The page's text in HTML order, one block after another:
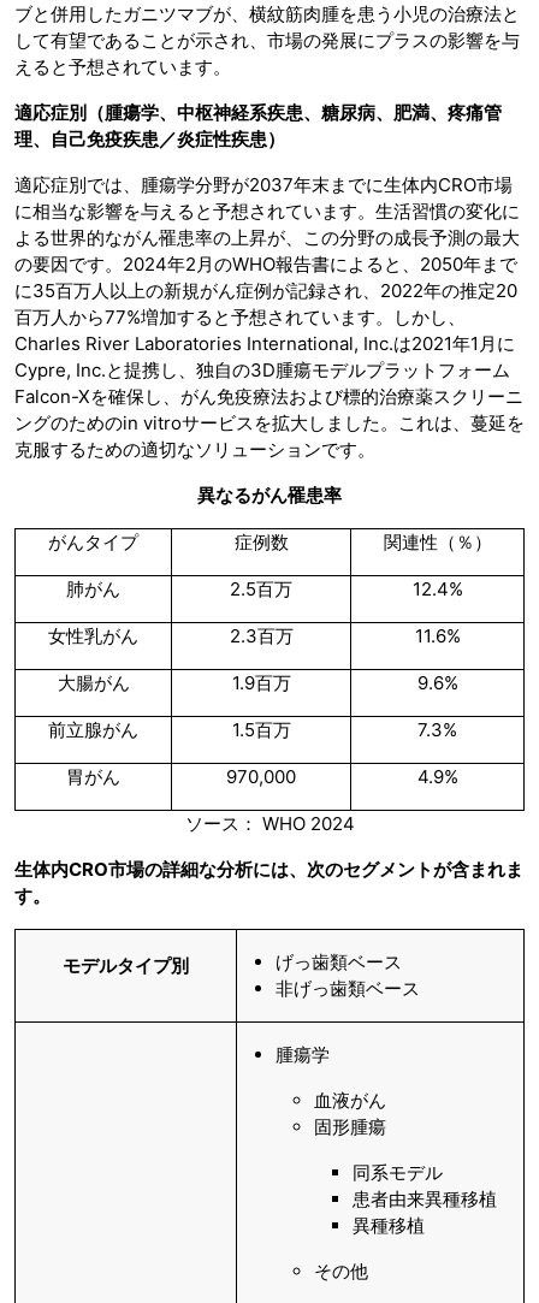
ブと併用したガニツマブが、横紋筋肉腫を患う小児の治療法と
して有望であることが示され、市場の発展にプラスの影響を与
えると予想されています。
適応症別（腫瘍学、中枢神経系疾患、糖尿病、肥満、疼痛管
理、自己免疫疾患／炎症性疾患）
適応症別では、腫瘍学分野が2037年末までに生体内CRO市場
に相当な影響を与えると予想されています。生活習慣の変化に
よる世界的ながん罹患率の上昇が、この分野の成長予測の最大
の要因です。2024年2月のWHO報告書によると、2050年まで
に35百万人以上の新規がん症例が記録され、2022年の推定20
百万人から77%増加すると予想されています。しかし、
Charles River Laboratories International, Inc.は2021年1月に
Cypre, Inc.と提携し、独自の3D腫瘍モデルプラットフォーム
Falcon-Xを確保し、がん免疫療法および標的治療薬スクリーニ
ングのためのin vitroサービスを拡大しました。これは、蔓延を
克服するための適切なソリューションです。
異なるがん罹患率
がんタイプ 症例数 関連性（％）
肺がん 2.5百万 12.4%
女性乳がん 2.3百万 11.6%
大腸がん 1.9百万 9.6%
前立腺がん 1.5百万 7.3%
胃がん 970,000 4.9%
ソース： WHO 2024
生体内CRO市場の詳細な分析には、次のセグメントが含まれま
す。
モデルタイプ別
げっ歯類ベース
非げっ歯類ベース
腫瘍学
血液がん
固形腫瘍
同系モデル
患者由来異種移植
異種移植
その他